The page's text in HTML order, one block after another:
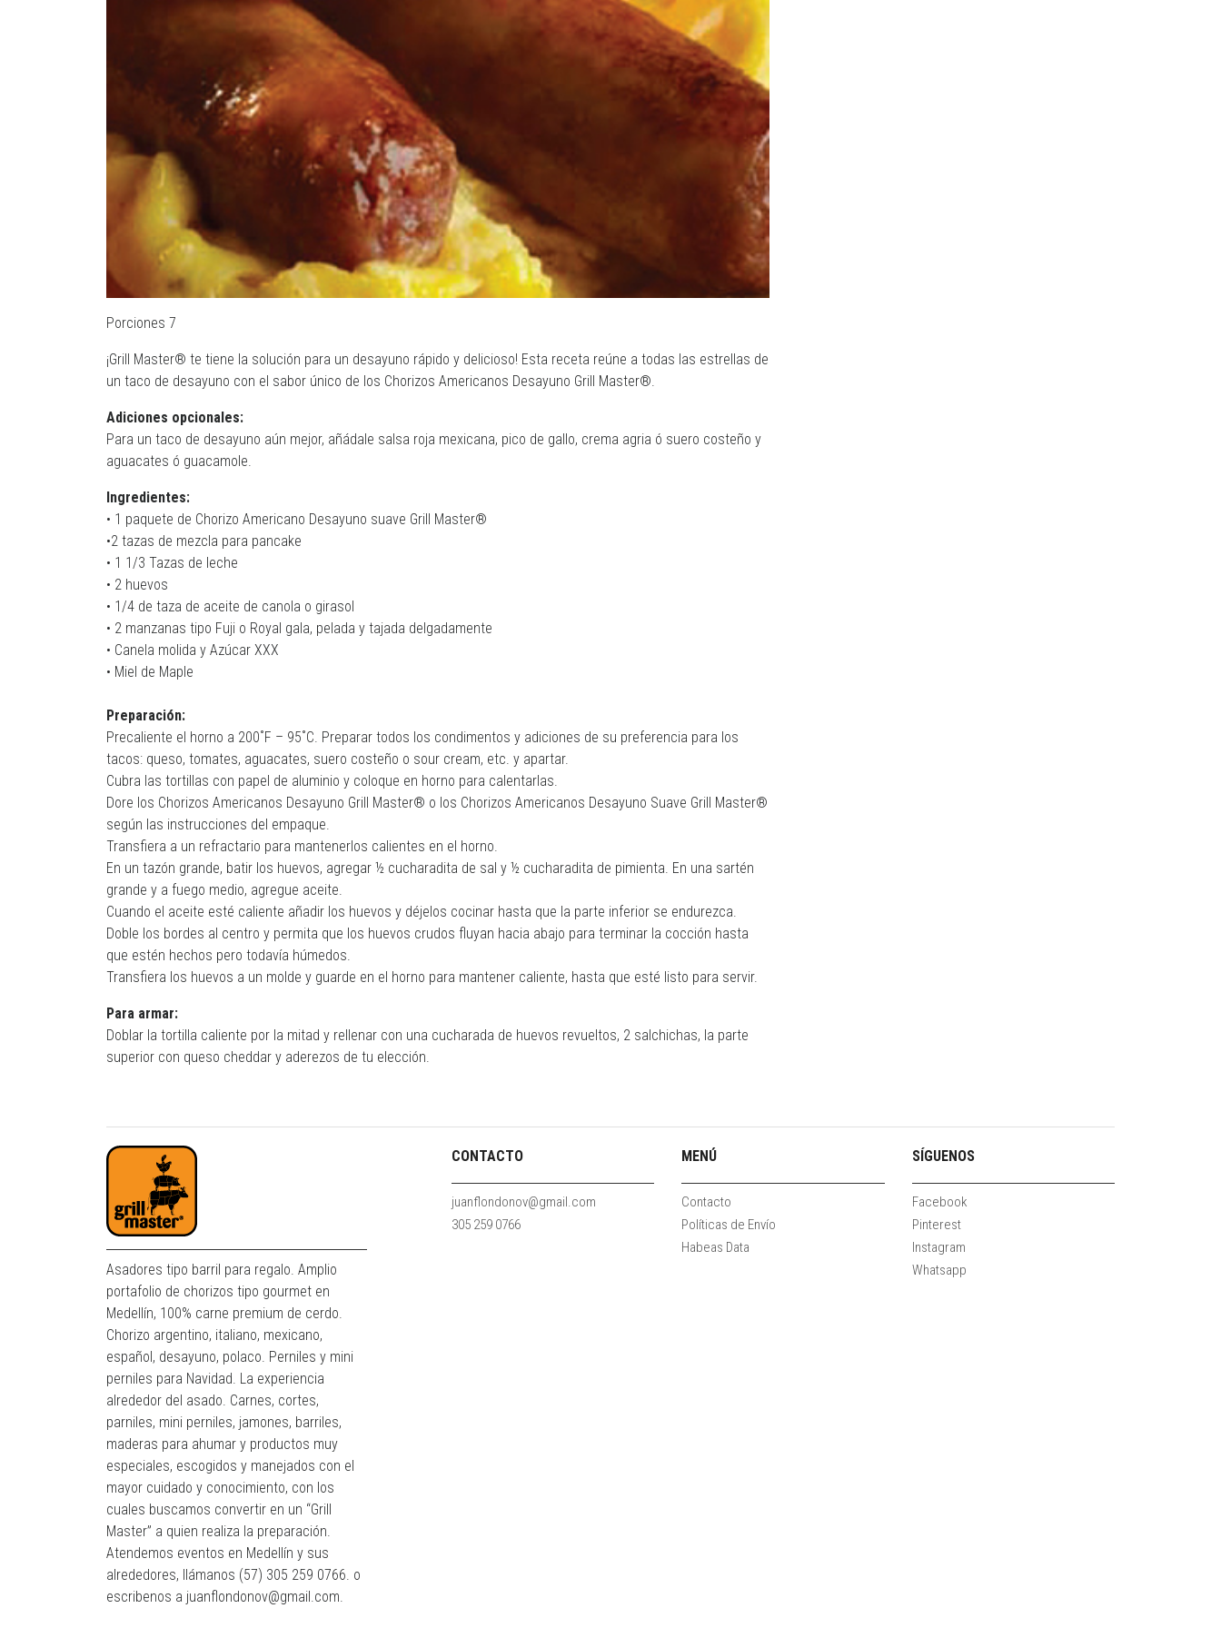
Porciones 7
¡Grill Master® te tiene la solución para un desayuno rápido y delicioso! Esta receta reúne a todas las estrellas de
un taco de desayuno con el sabor único de los Chorizos Americanos Desayuno Grill Master®.
Adiciones opcionales:
Para un taco de desayuno aún mejor, añádale salsa roja mexicana, pico de gallo, crema agria ó suero costeño y
aguacates ó guacamole.
Ingredientes:
• 1 paquete de Chorizo Americano Desayuno suave Grill Master®
•2 tazas de mezcla para pancake
• 1 1/3 Tazas de leche
• 2 huevos
• 1/4 de taza de aceite de canola o girasol
• 2 manzanas tipo Fuji o Royal gala, pelada y tajada delgadamente
• Canela molida y Azúcar XXX
• Miel de Maple
Preparación:
Precaliente el horno a 200˚F – 95˚C. Preparar todos los condimentos y adiciones de su preferencia para los
tacos: queso, tomates, aguacates, suero costeño o sour cream, etc. y apartar.
Cubra las tortillas con papel de aluminio y coloque en horno para calentarlas.
Dore los Chorizos Americanos Desayuno Grill Master® o los Chorizos Americanos Desayuno Suave Grill Master®
según las instrucciones del empaque.
Transfiera a un refractario para mantenerlos calientes en el horno.
En un tazón grande, batir los huevos, agregar ½ cucharadita de sal y ½ cucharadita de pimienta. En una sartén
grande y a fuego medio, agregue aceite.
Cuando el aceite esté caliente añadir los huevos y déjelos cocinar hasta que la parte inferior se endurezca.
Doble los bordes al centro y permita que los huevos crudos fluyan hacia abajo para terminar la cocción hasta
que estén hechos pero todavía húmedos.
Transfiera los huevos a un molde y guarde en el horno para mantener caliente, hasta que esté listo para servir.
Para armar:
Doblar la tortilla caliente por la mitad y rellenar con una cucharada de huevos revueltos, 2 salchichas, la parte
superior con queso cheddar y aderezos de tu elección.
Asadores tipo barril para regalo. Amplio
portafolio de chorizos tipo gourmet en
Medellín, 100% carne premium de cerdo.
Chorizo argentino, italiano, mexicano,
español, desayuno, polaco. Perniles y mini
perniles para Navidad. La experiencia
alrededor del asado. Carnes, cortes,
parniles, mini perniles, jamones, barriles,
maderas para ahumar y productos muy
especiales, escogidos y manejados con el
mayor cuidado y conocimiento, con los
cuales buscamos convertir en un “Grill
Master” a quien realiza la preparación.
Atendemos eventos en Medellín y sus
alrededores, llámanos (57) 305 259 0766. o
escribenos a juanflondonov@gmail.com.
CONTACTO
juanflondonov@gmail.com
305 259 0766
MENÚ
Contacto
Políticas de Envío
Habeas Data
SÍGUENOS
Facebook
Pinterest
Instagram
Whatsapp